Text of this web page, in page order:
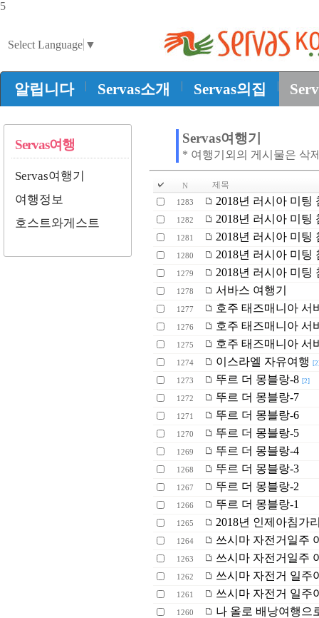
5
Select Language ▼
알립니다 | Servas소개 | Servas의집 |
Servas여행
Servas여행기
여행정보
호스트와게스트
Servas여행기
* 여행기외의 게시물은 삭
N 제목
1283 2018년 러시아 미팅
1282 2018년 러시아 미팅
1281 2018년 러시아 미팅
1280 2018년 러시아 미팅
1279 2018년 러시아 미팅
1278 서바스 여행기
1277 호주 태즈매니아 서
1276 호주 태즈매니아 서
1275 호주 태즈매니아 서
1274 이스라엘 자유여행
1273 뚜르 더 몽블랑-8 [2]
1272 뚜르 더 몽블랑-7
1271 뚜르 더 몽블랑-6
1270 뚜르 더 몽블랑-5
1269 뚜르 더 몽블랑-4
1268 뚜르 더 몽블랑-3
1267 뚜르 더 몽블랑-2
1266 뚜르 더 몽블랑-1
1265 2018년 인제아침가
1264 쓰시마 자전거일주
1263 쓰시마 자전거일주
1262 쓰시마 자전거 일주
1261 쓰시마 자전거 일주
1260 나 올로 배낭여행으